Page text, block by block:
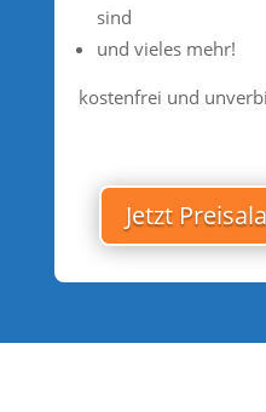
sind
und vieles mehr!
kostenfrei und
Jetzt